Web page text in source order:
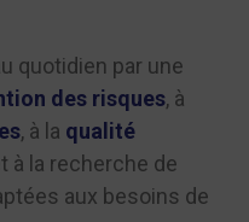
quotidien par une
des risques, à
, à la qualité
à la recherche de
aux besoins de